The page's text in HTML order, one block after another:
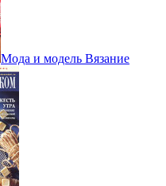
Мода и модель Вязание